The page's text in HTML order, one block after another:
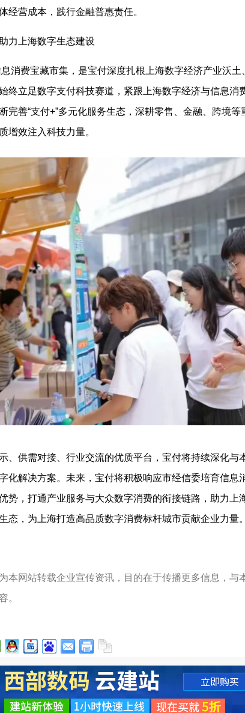
经营成本，践行金融普惠责任。
力上海数字生态建设
消费宝藏市集，是宝付深度扎根上海数字经济产业沃
终立足数字支付科技赛道，紧跟上海数字经济与信息消
完善“支付+”多元化服务生态，深耕零售、金融、跨境
增效注入科技力量。
、供需对接、行业交流的优质平台，宝付将持续深化与
化解决方案。未来，宝付将积极响应市经信委培育信息
势，打通产业服务与大众数字消费的衔接链路，助力上
态，为上海打造高品质数字消费标杆城市贡献企业力量。
本网站转载企业宣传资讯，目的在于传播更多信息，与
。